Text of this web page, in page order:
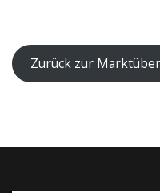
Zurück zur